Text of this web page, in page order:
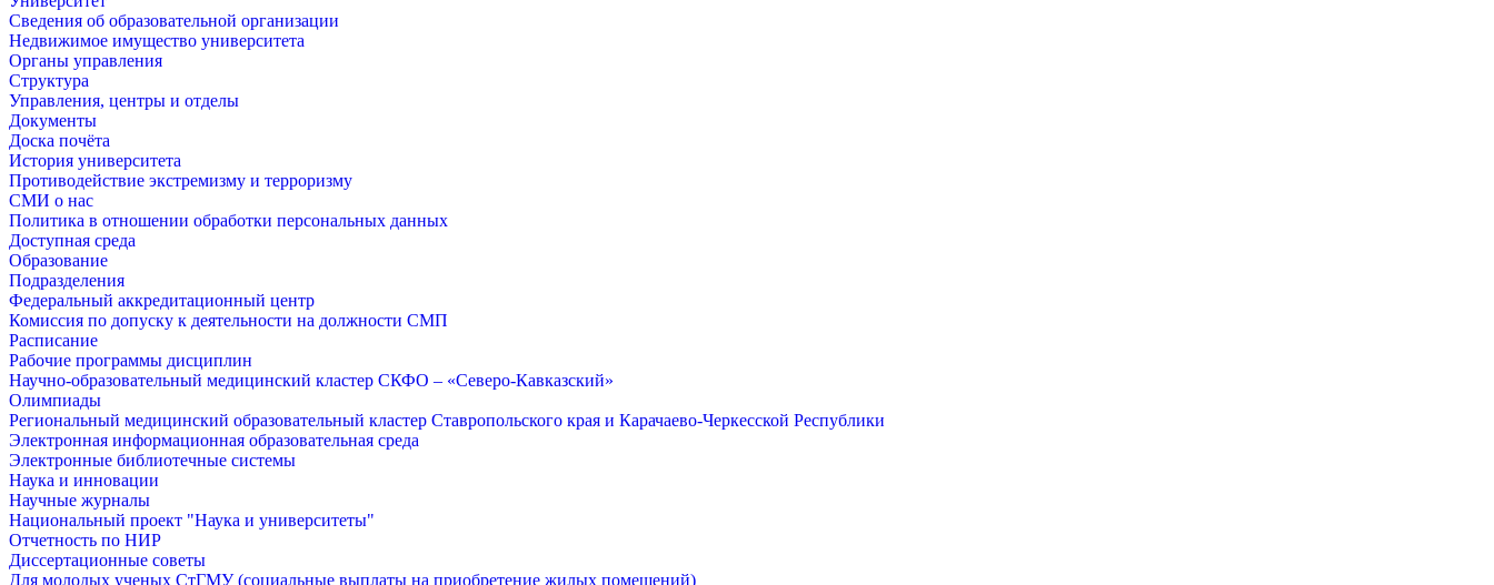
Сведения об образовательной организации
Недвижимое имущество университета
Органы управления
Структура
Управления, центры и отделы
Документы
Доска почёта
История университета
Противодействие экстремизму и терроризму
СМИ о нас
Политика в отношении обработки персональных данных
Доступная среда
Образование
Подразделения
Федеральный аккредитационный центр
Комиссия по допуску к деятельности на должности СМП
Расписание
Рабочие программы дисциплин
Научно-образовательный медицинский кластер СКФО – «Северо-Кавказский»
Олимпиады
Региональный медицинский образовательный кластер Ставропольского края и Карачаево-Черкесской Республики
Электронная информационная образовательная среда
Электронные библиотечные системы
Наука и инновации
Научные журналы
Национальный проект "Наука и университеты"
Отчетность по НИР
Диссертационные советы
Для молодых ученых СтГМУ (социальные выплаты на приобретение жилых помещений)